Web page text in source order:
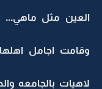
العين مثل
وقامت اجامل
لاهيات بالجامعه